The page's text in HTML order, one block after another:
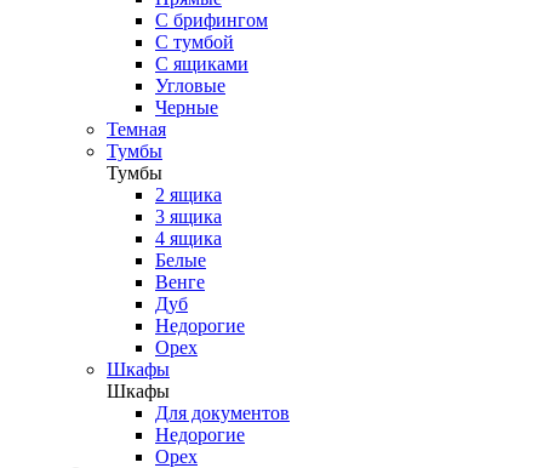
С брифингом
С тумбой
С ящиками
Угловые
Черные
Темная
Тумбы
Тумбы
2 ящика
3 ящика
4 ящика
Белые
Венге
Дуб
Недорогие
Орех
Шкафы
Шкафы
Для документов
Недорогие
Орех